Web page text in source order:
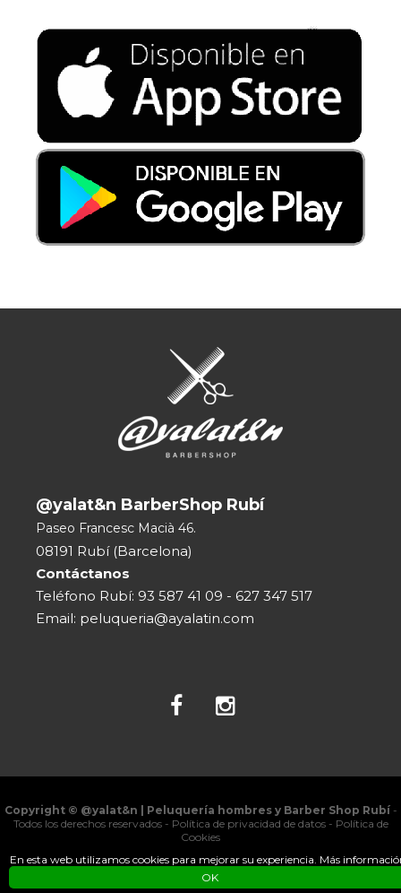
En esta web utilizamos cookies para mejorar su experiencia. Más
OK
@yalat&n BarberShop Rubí
Paseo Francesc Macià 46.
08191 Rubí (Barcelona)
Contáctanos
Teléfono Rubí: 93 587 41 09 - 627 347 517
Email: peluqueria@ayalatin.com
Copyright © @yalat&n | Peluquería hombres y Barber Shop Rubí-
Todos los derechos reservados - Política de privacidad de datos - Política de
Cookies